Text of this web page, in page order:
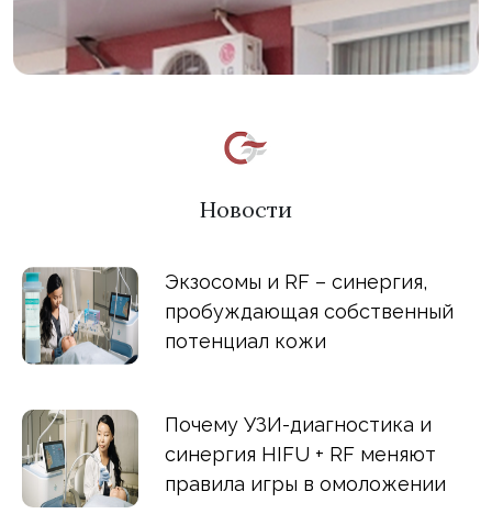
Новости
Экзосомы и RF – синергия,
пробуждающая собственный
потенциал кожи
Почему УЗИ-диагностика и
синергия HIFU + RF меняют
правила игры в омоложении